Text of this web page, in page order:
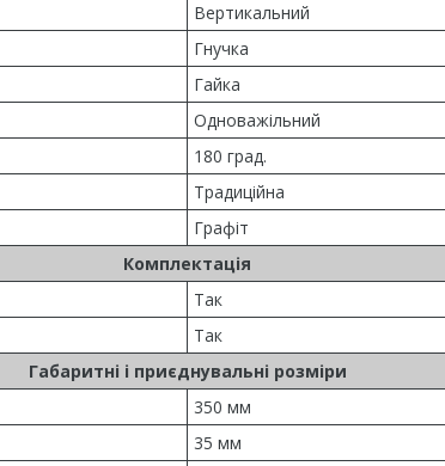
Вертикальний
Гнучка
Гайка
Одноважільний
180 град.
Традиційна
Графіт
Комплектація
Так
Так
Габаритні і приєднувальні розміри
350 мм
35 мм